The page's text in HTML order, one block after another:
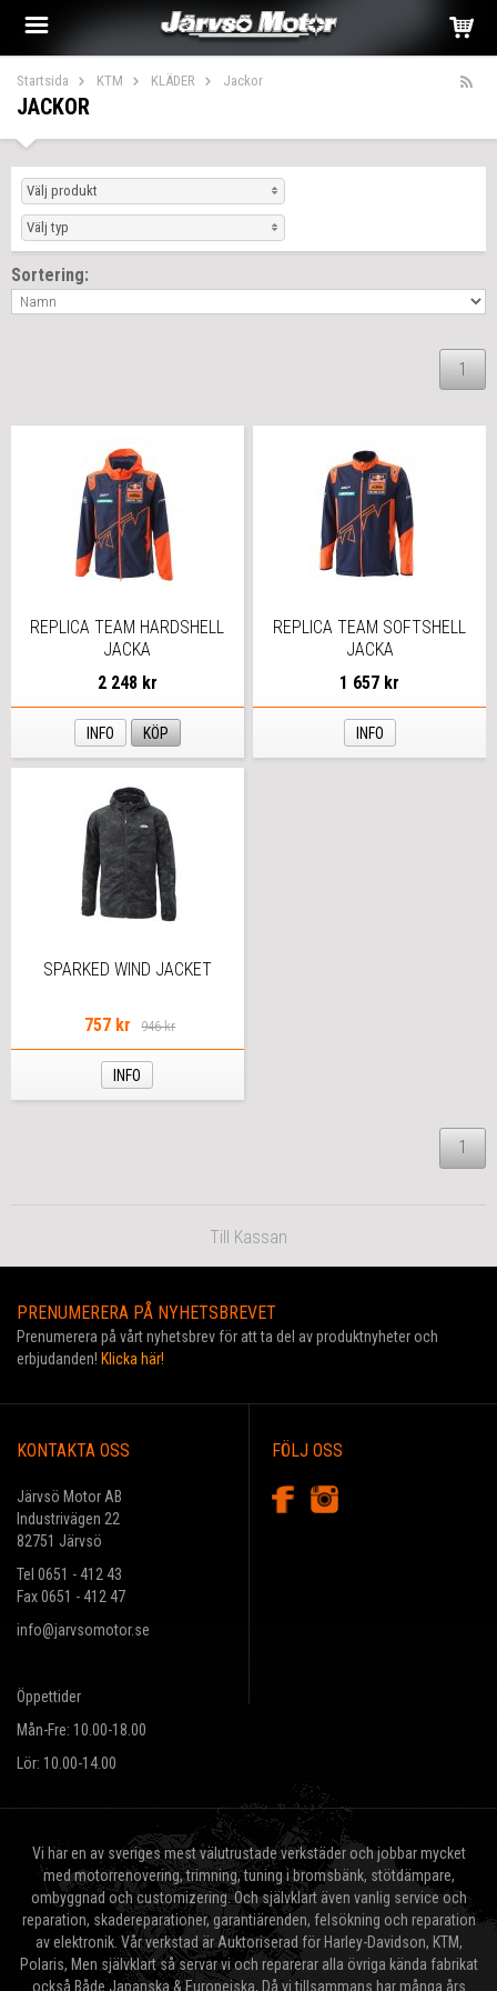
Startsida KTM KLÄDER Jackor
JACKOR
Välj produkt
Välj typ
Sortering:
1
REPLICA TEAM HARDSHELL
JACKA
2 248 kr
INFO KÖP
REPLICA TEAM SOFTSHELL
JACKA
1 657 kr
INFO
SPARKED WIND JACKET
757 kr 946 kr
INFO
1
Till Kassan
PRENUMERERA PÅ NYHETSBREVET
Prenumerera på vårt nyhetsbrev för att ta del av produktnyheter och
erbjudanden! Klicka här!
KONTAKTA OSS
Järvsö Motor AB
Industrivägen 22
82751 Järvsö
Tel 0651 - 412 43
Fax 0651 - 412 47
info@jarvsomotor.se
Öppettider
Mån-Fre: 10.00-18.00
Lör: 10.00-14.00
FÖLJ OSS
Vi har en av sveriges mest välutrustade verkstäder och jobbar mycket
med motorrenovering, trimning, tuning i bromsbänk, stötdämpare,
ombyggnad och customizering. Och självklart även vanlig service och
reparation, skadereparationer, garantiärenden, felsökning och reparation
av elektronik. Vår verkstad är Auktoriserad för Harley-Davidson, KTM,
Polaris, Men självklart så servar vi och reparerar alla övriga kända fabrikat
också Både Japanska & Europeiska, Då vi tillsammans har många års